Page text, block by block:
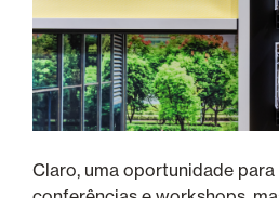
Claro, uma oportunidade